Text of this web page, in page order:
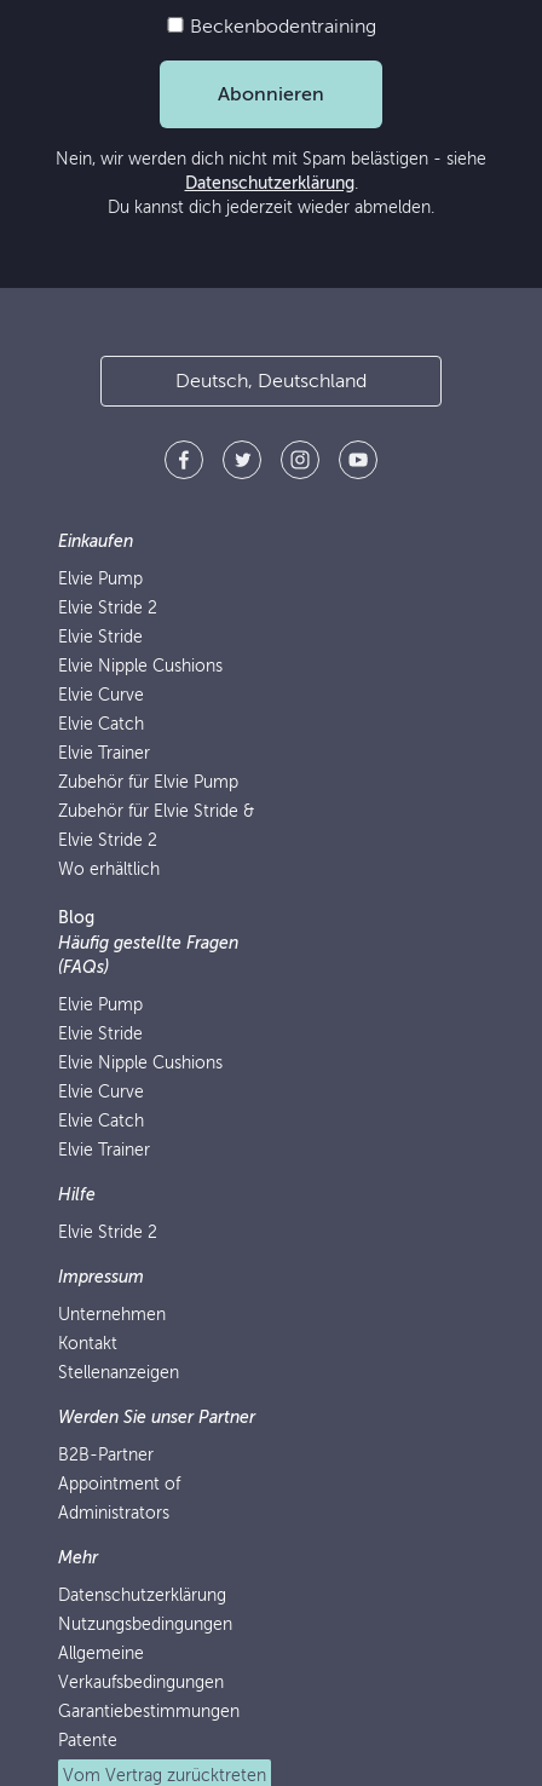
Beckenbodentraining
Abonnieren
Nein, wir werden dich nicht mit Spam belästigen - siehe
Datenschutzerklärung.
Du kannst dich jederzeit wieder abmelden.
Deutsch, Deutschland
Einkaufen
Elvie Pump
Elvie Stride 2
Elvie Stride
Elvie Nipple Cushions
Elvie Curve
Elvie Catch
Elvie Trainer
Zubehör für Elvie Pump
Zubehör für Elvie Stride &
Elvie Stride 2
Wo erhältlich
Blog
Häufig gestellte Fragen
(FAQs)
Elvie Pump
Elvie Stride
Elvie Nipple Cushions
Elvie Curve
Elvie Catch
Elvie Trainer
Hilfe
Elvie Stride 2
Impressum
Unternehmen
Kontakt
Stellenanzeigen
Werden Sie unser Partner
B2B-Partner
Appointment of
Administrators
Mehr
Datenschutzerklärung
Nutzungsbedingungen
Allgemeine
Verkaufsbedingungen
Garantiebestimmungen
Patente
Vom Vertrag zurücktreten